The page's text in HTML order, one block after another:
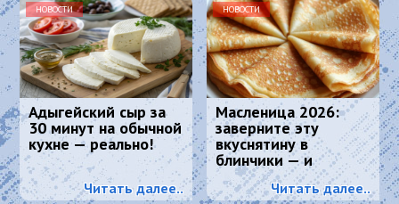
НОВОСТИ
Адыгейский сыр за
30 минут на обычной
кухне — реально!
Читать далее..
НОВОСТИ
Масленица 2026:
заверните эту
вкуснятину в
блинчики — и
подавайте как
главное блюдо
Читать далее..